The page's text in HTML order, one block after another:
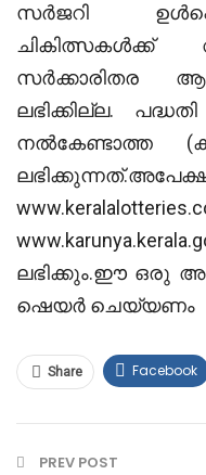
സര്‍ജറി
ചികിത്സകള്‍ക്ക്
സര്‍ക്കാരിതര
ലഭിക്കില്ല.
നല്‍കേണ്ടാത്ത
ലഭിക്കും.ഈ ഒരു
ഷെയർ ചെയ്യണം
Share Facebook
PREV POST